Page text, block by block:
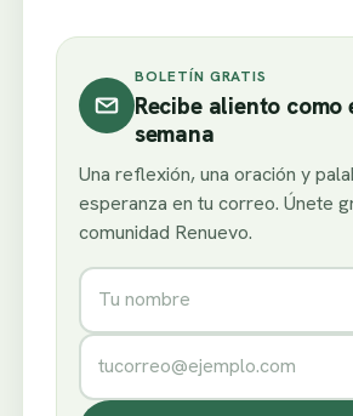
BOLETÍN GRATIS
Recibe aliento como
semana
Una reflexión, una oración y
esperanza en tu correo. Únete
comunidad Renuevo.
Nombre
Correo electrónico